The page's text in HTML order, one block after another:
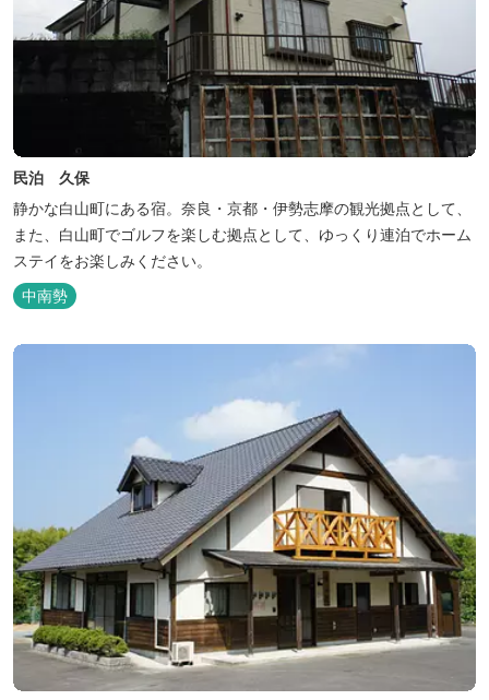
民泊 久保
静かな白山町にある宿。奈良・京都・伊勢志摩の観光拠点として、
また、白山町でゴルフを楽しむ拠点として、ゆっくり連泊でホーム
ステイをお楽しみください。
中南勢